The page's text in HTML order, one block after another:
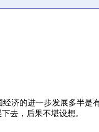
济的进一步发展多半
去，后果不堪设想。